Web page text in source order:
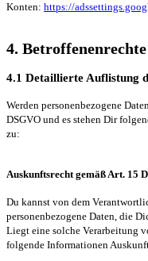
Konten: https://
4. Betroffenenrechte
4.1 Detaillierte Auflistung
Werden personenbezogene
DSGVO und es stehen Dir
zu:
Auskunftsrecht gemäß Art. 15
Du kannst von dem
personenbezogene Daten, die
Liegt eine solche Verarbeitung
folgende Informationen